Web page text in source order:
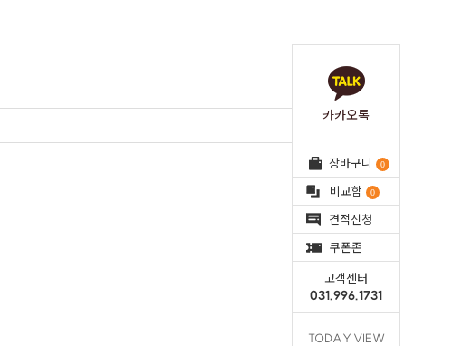
카카오톡
장바구니 0
비교함 0
견적신청
쿠폰존
고객센터
031.996.1731
TODAY VIEW